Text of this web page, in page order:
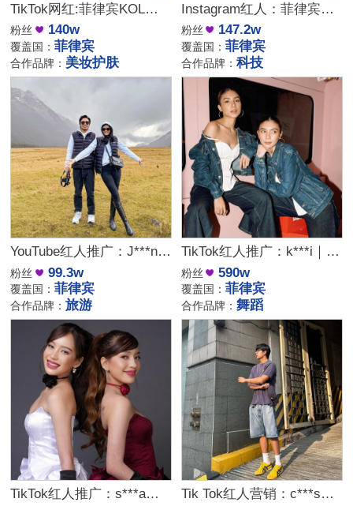
TikTok网红:菲律宾KOL美妆护肤Vlog网红达人
粉丝 140w
覆盖国：菲律宾
合作品牌： 美妆护肤
Instagram红人：菲律宾百万粉丝科技类博主达人
粉丝 147.2w
覆盖国：菲律宾
合作品牌：科技
YouTube红人推广：J***n｜菲律宾 旅游
粉丝 99.3w
覆盖国：菲律宾
合作品牌：旅游
TikTok红人推广：k***i｜菲律宾 舞蹈
粉丝 590w
覆盖国：菲律宾
合作品牌：舞蹈
TikTok红人推广：s***a｜菲律宾 DIY Tik Tok红人营销：c***s｜菲律宾 健身